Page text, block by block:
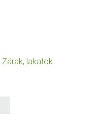
Zárak, lakatok